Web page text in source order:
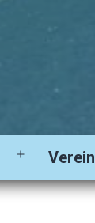
Menü
öffnen
Verein